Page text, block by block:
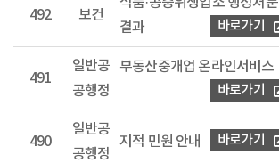
492 보건
결과
바로가기
491
일반공
공행정
부동산중개업 온라인서비스
바로가기
490
일반공
공행정
지적 민원 안내 바로가기